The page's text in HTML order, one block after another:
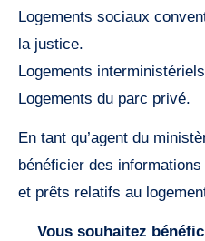
Logements sociaux
la justice.
Logements
Logements du parc privé.
En tant qu’agent du
bénéficier des
et prêts relatifs au
Vous souhaitez